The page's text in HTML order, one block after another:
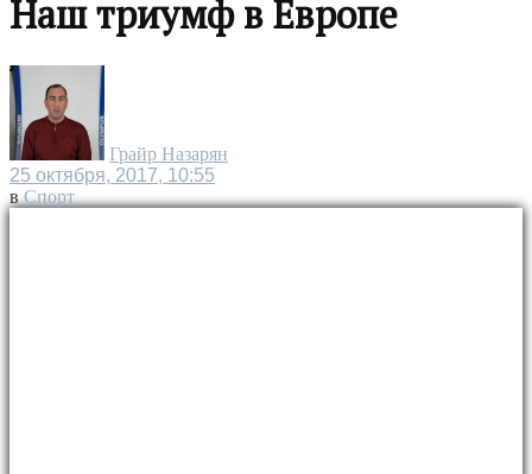
Наш триумф в Европе
Грайр Назарян
25 октября, 2017, 10:55
в Спорт